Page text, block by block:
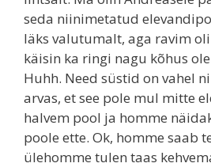
seda niinimetatud
läks valutumalt, aga ravim
käisin ka ringi nagu kõhus
Huhh. Need süstid on vahel
arvas, et see pole mul mitte
halvem pool ja homme
poole ette. Ok, homme saab
ülehomme tulen taas